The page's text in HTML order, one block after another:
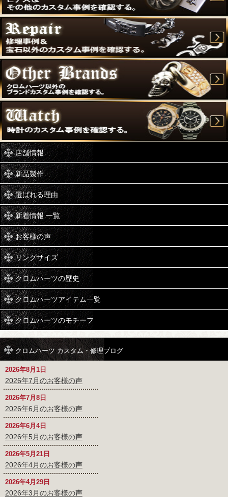
店舗情報
新品製作
選ばれる理由
新着情報 一覧
お客様の声
リングサイズ
クロムハーツの歴史
クロムハーツアイテム一覧
クロムハーツのモチーフ
クロムハーツ カスタム・修理ブログ
2026年8月1日
2026年7月のお客様の声
2026年7月8日
2026年6月のお客様の声
2026年6月4日
2026年5月のお客様の声
2026年5月21日
2026年4月のお客様の声
2026年4月29日
2026年3月のお客様の声